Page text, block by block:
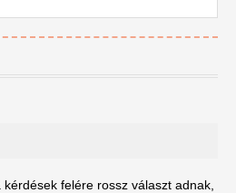
kérdések felére rossz választ adnak,